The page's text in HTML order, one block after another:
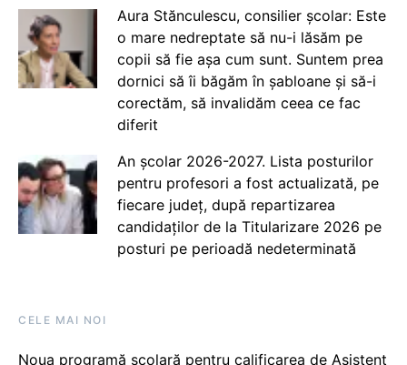
Aura Stănculescu, consilier școlar: Este
o mare nedreptate să nu-i lăsăm pe
copii să fie așa cum sunt. Suntem prea
dornici să îi băgăm în șabloane și să-i
corectăm, să invalidăm ceea ce fac
diferit
An școlar 2026-2027. Lista posturilor
pentru profesori a fost actualizată, pe
fiecare județ, după repartizarea
candidaților de la Titularizare 2026 pe
posturi pe perioadă nedeterminată
CELE MAI NOI
Noua programă școlară pentru calificarea de Asistent